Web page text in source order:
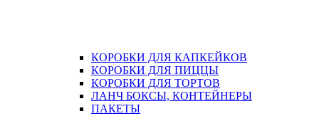
КОРОБКИ ДЛЯ КАПКЕЙКОВ
КОРОБКИ ДЛЯ ПИЦЦЫ
КОРОБКИ ДЛЯ ТОРТОВ
ЛАНЧ БОКСЫ, КОНТЕЙНЕРЫ
ПАКЕТЫ